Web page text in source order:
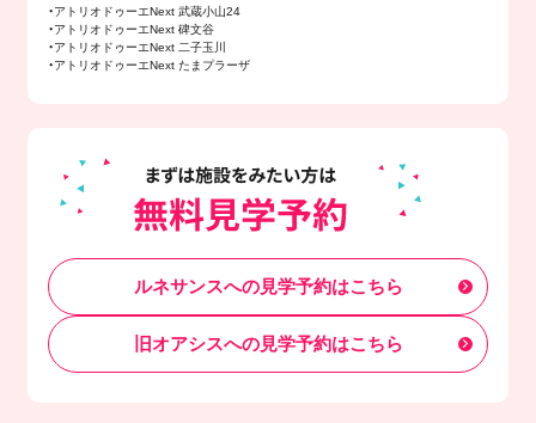
・アトリオドゥーエNext 武蔵小山24
・アトリオドゥーエNext 碑文谷
・アトリオドゥーエNext 二子玉川
・アトリオドゥーエNext たまプラーザ
ルネサンスへの見学予約はこちら
旧オアシスへの見学予約はこちら